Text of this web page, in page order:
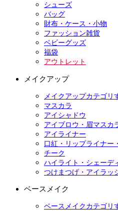
シューズ
バッグ
財布・ケース・小物
ファッション雑貨
ベビーグッズ
福袋
アウトレット
メイクアップ
メイクアップカテゴリ
マスカラ
アイシャドウ
アイブロウ・眉マスカ
アイライナー
口紅・リップライナー
チーク
ハイライト・シェーデ
つけまつげ・アイラッ
ベースメイク
ベースメイクカテゴリ